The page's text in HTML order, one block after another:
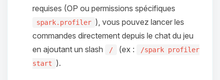
requises (OP ou permissions spécifiques
spark.profiler ), vous pouvez lancer les
commandes directement depuis le chat du jeu
en ajoutant un slash
/ (ex :
/spark profiler
start
).